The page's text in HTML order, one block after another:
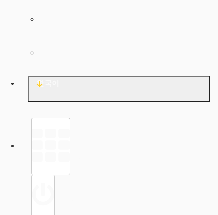
한국어